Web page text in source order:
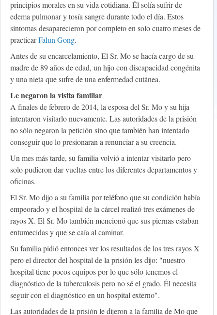
principios morales en su vida cotidiana. Él solía sufrir de
edema pulmonar y tosía sangre durante todo el día. Estos
síntomas desaparecieron por completo en solo cuatro meses de
practicarFalun Gong.
Antes de su encarcelamiento, El Sr. Mo se hacía cargo de su
madre de 89 años de edad, un hijo con discapacidad congénita
y una nieta que sufre de una enfermedad cutánea.
Le negaron la visita familiar
A finales de febrero de 2014, la esposa del Sr. Mo y su hija
intentaron visitarlo nuevamente. Las autoridades de la prisión
no sólo negaron la petición sino que también han intentado
conseguir que lo presionaran a renunciar a su creencia.
Un mes más tarde, su familia volvió a intentar visitarlo pero
solo pudieron dar vueltas entre los diferentes departamentos y
oficinas.
El Sr. Mo dijo a su familia por teléfono que su condición había
empeorado y el hospital de la cárcel realizó tres exámenes de
rayos X. El Sr. Mo también mencionó que sus piernas estaban
entumecidas y que se caía al caminar.
Su familia pidió entonces ver los resultados de los tres rayos X
pero el director del hospital de la prisión les dijo: "nuestro
hospital tiene pocos equipos por lo que sólo tenemos el
diagnóstico de la tuberculosis pero no sé el grado. Él necesita
seguir con el diagnóstico en un hospital externo".
Las autoridades de la prisión le dijeron a la familia de Mo que